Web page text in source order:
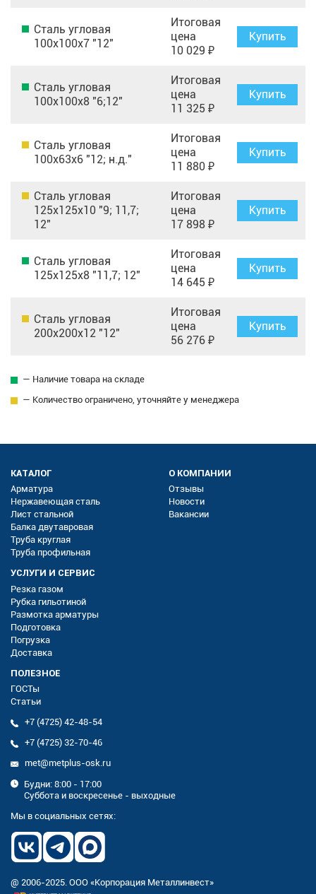
Сталь угловая
100х100х7 "12"
Итоговая
цена
10 029 ₽
Купить
Сталь угловая
100х100х8 "6;12"
Итоговая
цена
11 325 ₽
Купить
Сталь угловая
100х63х6 "12; н.д."
Итоговая
цена
11 880 ₽
Купить
Сталь угловая
125х125х10 "9; 11,7;
12"
Итоговая
цена
17 898 ₽
Купить
Сталь угловая
125х125х8 "11,7; 12"
Итоговая
цена
14 645 ₽
Купить
Сталь угловая
200х200х12 "12"
Итоговая
цена
56 276 ₽
Купить
— Наличие товара на складе
— Количество ограничено, уточняйте у менеджера
КАТАЛОГ
Арматура
Нержавеющая сталь
Лист стальной
Балка двутавровая
Труба круглая
Труба профильная
О КОМПАНИИ
Отзывы
Новости
Вакансии
УСЛУГИ И СЕРВИС
Резка газом
Рубка гильотиной
Размотка арматуры
Подготовка
Погрузка
Доставка
ПОЛЕЗНОЕ
ГОСТы
Статьи
+7 (4725) 42-48-54
+7 (4725) 32-70-46
met@metplus-osk.ru
Будни: 8:00 - 17:00
Суббота и воскресенье - выходные
Мы в социальных сетях:
@ 2006-2025. ООО «Корпорация Металлинвест»